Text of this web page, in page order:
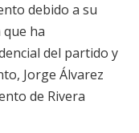
debido a su
ha
del partido y
Jorge Álvarez
de Rivera